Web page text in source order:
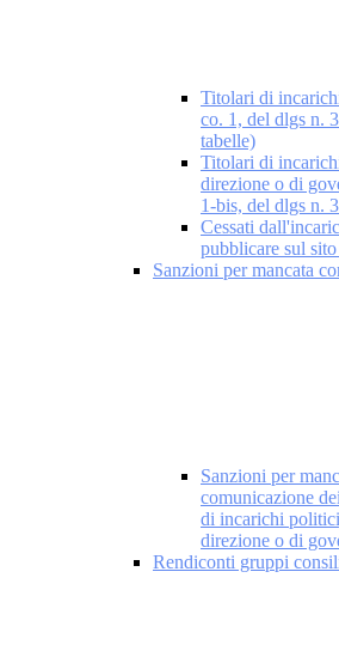
Titolari di
co. 1, del dlgs n.
tabelle)
Titolari di
direzione o di
1-bis, del dlgs n.
Cessati
pubblicare sul
Sanzioni per mancata
Sanzioni per
comunicazione
di incarichi
direzione o di
Rendiconti gruppi